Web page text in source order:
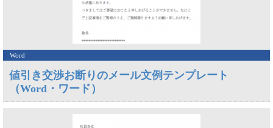
Word
値引き交渉お断りのメール文例テンプレート
（Word・ワード）